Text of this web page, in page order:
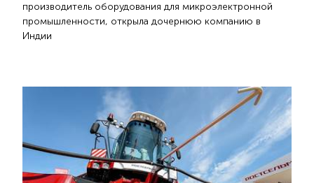
производитель оборудования для микроэлектронной
промышленности, открыла дочернюю компанию в
Индии